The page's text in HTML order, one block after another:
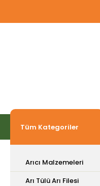
Tüm Kategoriler
Arıcı Malzemeleri
Arı Tülü Arı Filesi